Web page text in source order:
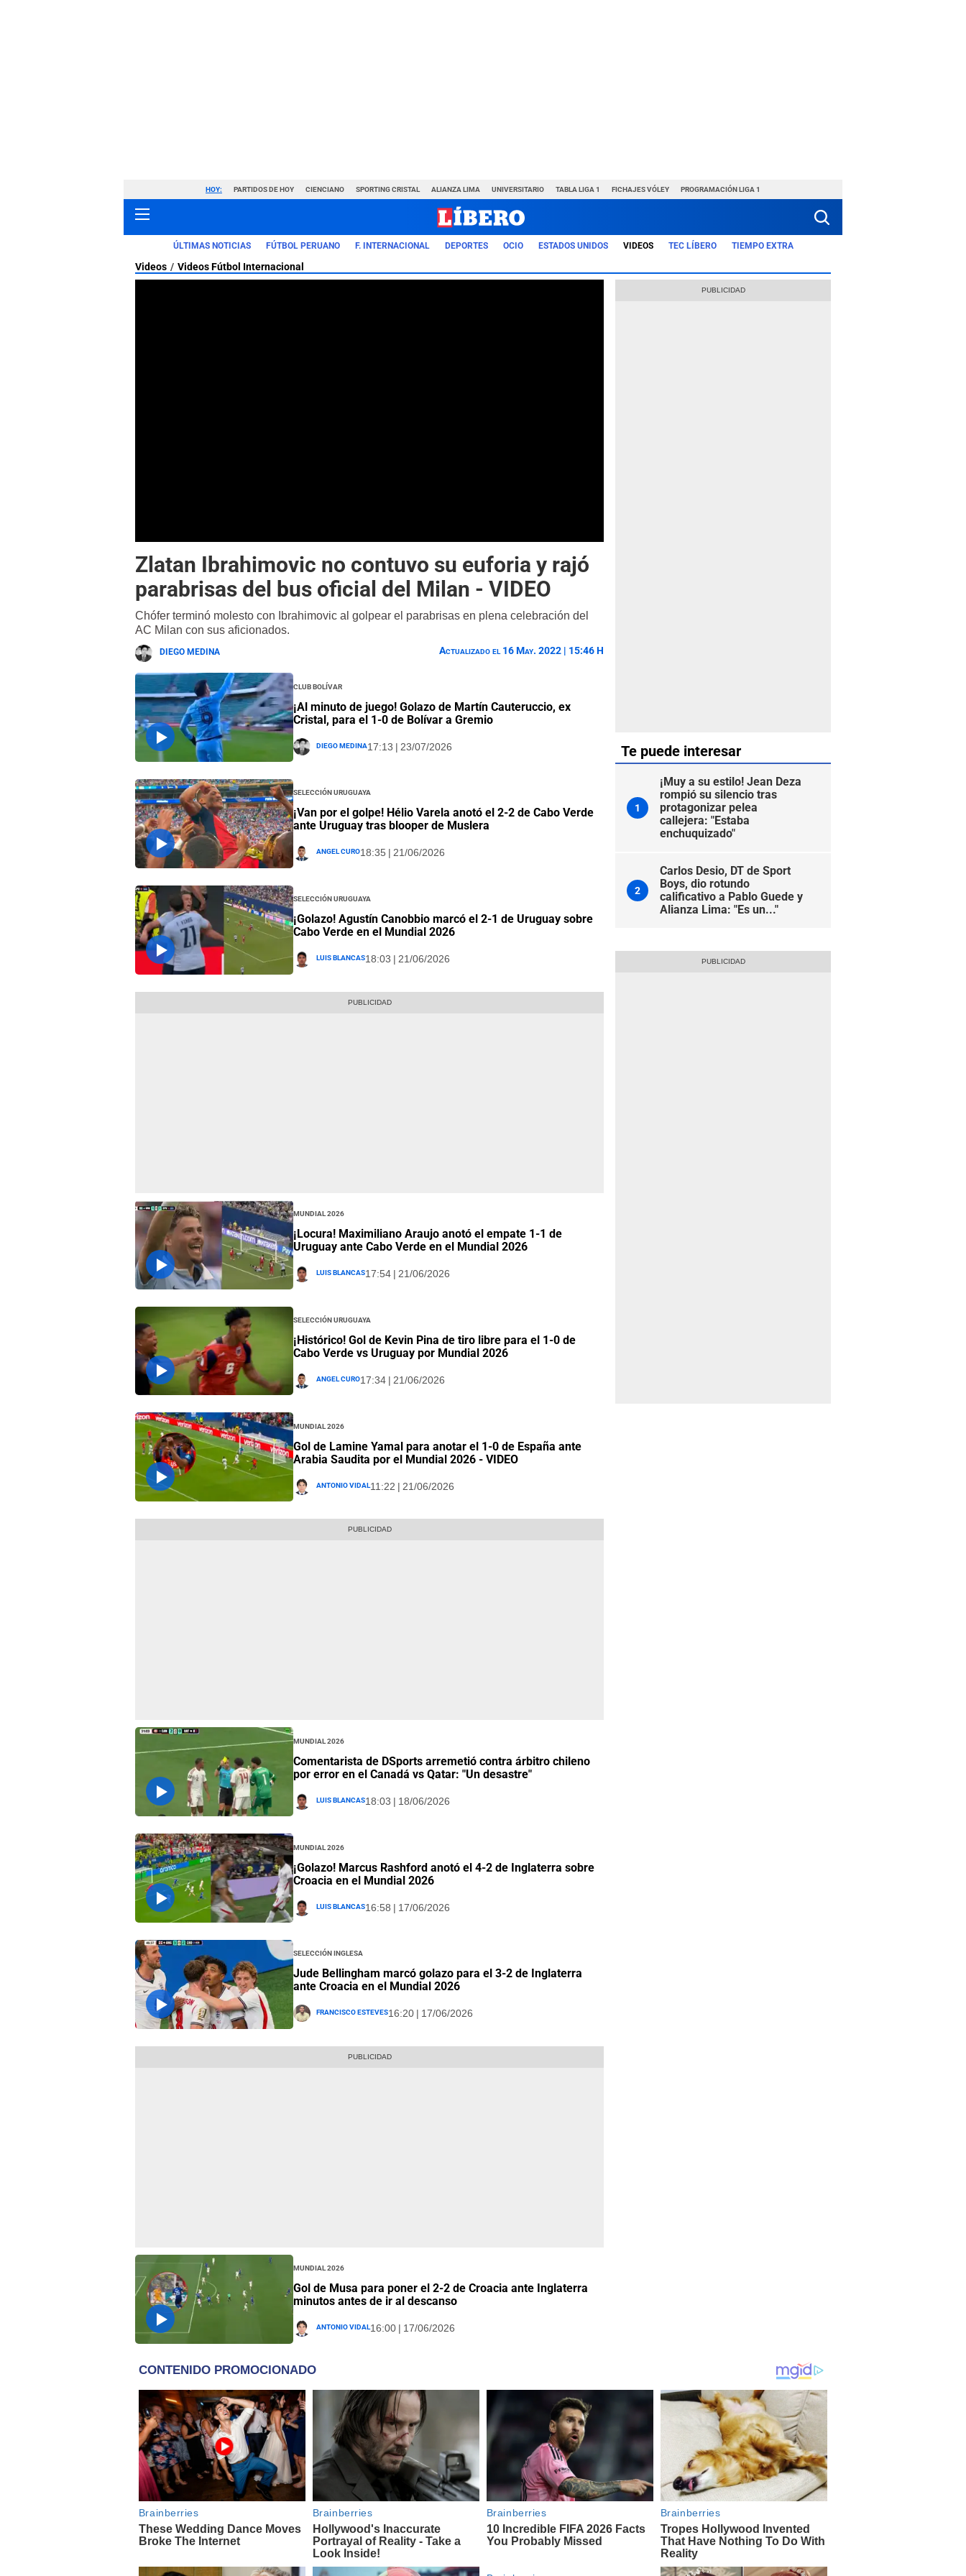
HOY: PARTIDOS DE HOY CIENCIANO SPORTING CRISTAL ALIANZA LIMA UNIVERSITARIO TABLA LIGA 1 FICHAJES VÓLEY PROGRAMACIÓN LIGA 1
ÚLTIMAS NOTICIAS FÚTBOL PERUANO F. INTERNACIONAL DEPORTES OCIO ESTADOS UNIDOS VIDEOS TEC LÍBERO TIEMPO EXTRA
Videos Videos Fútbol Internacional
Zlatan Ibrahimovic no contuvo su euforia y rajó
parabrisas del bus oficial del Milan - VIDEO
Chófer terminó molesto con Ibrahimovic al golpear el parabrisas en plena celebración del
AC Milan con sus aficionados.
DIEGO MEDINA Actualizado el 16 May. 2022 | 15:46 H
Club Bolívar
¡Al minuto de juego! Golazo de Martín Cauteruccio, ex
Cristal, para el 1-0 de Bolívar a Gremio
Diego Medina17:13 | 23/07/2026
Selección Uruguaya
¡Van por el golpe! Hélio Varela anotó el 2-2 de Cabo Verde
ante Uruguay tras blooper de Muslera
Angel Curo18:35 | 21/06/2026
Selección Uruguaya
¡Golazo! Agustín Canobbio marcó el 2-1 de Uruguay sobre
Cabo Verde en el Mundial 2026
Luis Blancas18:03 | 21/06/2026
Mundial 2026
¡Locura! Maximiliano Araujo anotó el empate 1-1 de
Uruguay ante Cabo Verde en el Mundial 2026
Luis Blancas17:54 | 21/06/2026
Selección Uruguaya
¡Histórico! Gol de Kevin Pina de tiro libre para el 1-0 de
Cabo Verde vs Uruguay por Mundial 2026
Angel Curo17:34 | 21/06/2026
Mundial 2026
Gol de Lamine Yamal para anotar el 1-0 de España ante
Arabia Saudita por el Mundial 2026 - VIDEO
Antonio Vidal11:22 | 21/06/2026
Mundial 2026
Comentarista de DSports arremetió contra árbitro chileno
por error en el Canadá vs Qatar: "Un desastre"
Luis Blancas18:03 | 18/06/2026
Mundial 2026
¡Golazo! Marcus Rashford anotó el 4-2 de Inglaterra sobre
Croacia en el Mundial 2026
Luis Blancas16:58 | 17/06/2026
Selección Inglesa
Jude Bellingham marcó golazo para el 3-2 de Inglaterra
ante Croacia en el Mundial 2026
Francisco Esteves16:20 | 17/06/2026
Mundial 2026
Gol de Musa para poner el 2-2 de Croacia ante Inglaterra
minutos antes de ir al descanso
Antonio Vidal16:00 | 17/06/2026
Te puede interesar
1
¡Muy a su estilo! Jean Deza
rompió su silencio tras
protagonizar pelea
callejera: "Estaba
enchuquizado"
2
Carlos Desio, DT de Sport
Boys, dio rotundo
calificativo a Pablo Guede y
Alianza Lima: "Es un..."